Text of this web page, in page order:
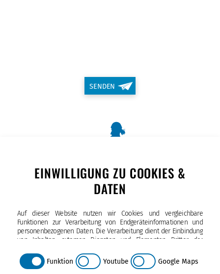
EINWILLIGUNG ZU COOKIES &
DATEN
Auf dieser Website nutzen wir Cookies und vergleichbare
Funktionen zur Verarbeitung von Endgeräteinformationen und
personenbezogenen Daten. Die Verarbeitung dient der Einbindung
von Inhalten, externen Diensten und Elementen Dritter, der
der Einbindung sozialer Medien. Je nach Funktion werden dabei
Daten an Dritte weitergegeben und von diesen verarbeitet. Diese
Funktion Youtube Google Maps
SENDEN
Katholische Schule Hammer Kirche
Bei der Hammer Kirche 10,
20535 Hamburg